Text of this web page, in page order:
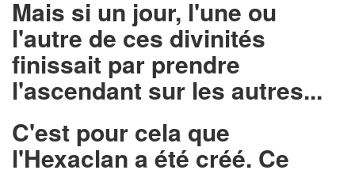
Mais si un jour, l'une ou
l'autre de ces divinités
finissait par prendre
l'ascendant sur les autres...
C'est pour cela que
l'Hexaclan a été créé. Ce